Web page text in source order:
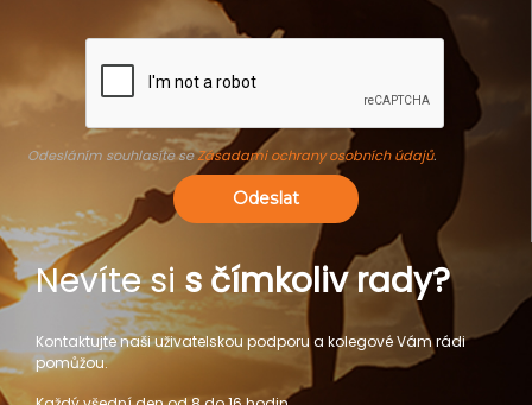
Odesláním souhlasíte seZásadami ochrany osobních údajů.
Odeslat
Nevíte si s čímkoliv rady?
Kontaktujte naši uživatelskou podporu a kolegové Vám rádi
pomůžou.